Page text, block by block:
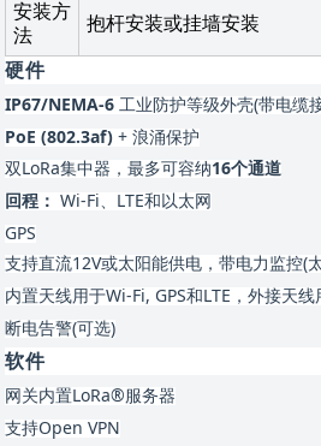
安装方
法
抱杆安装或挂墙安装
硬件
IP67/NEMA-6 工业防护等级外壳(带电缆
PoE (802.3af) + 浪涌保护
双LoRa集中器，最多可容纳16个通道
回程： Wi-Fi、LTE和以太网
GPS
支持直流12V或太阳能供电，带电力监控(
内置天线用于Wi-Fi, GPS和LTE，外接天线
断电告警(可选)
软件
网关内置LoRa®服务器
支持Open VPN